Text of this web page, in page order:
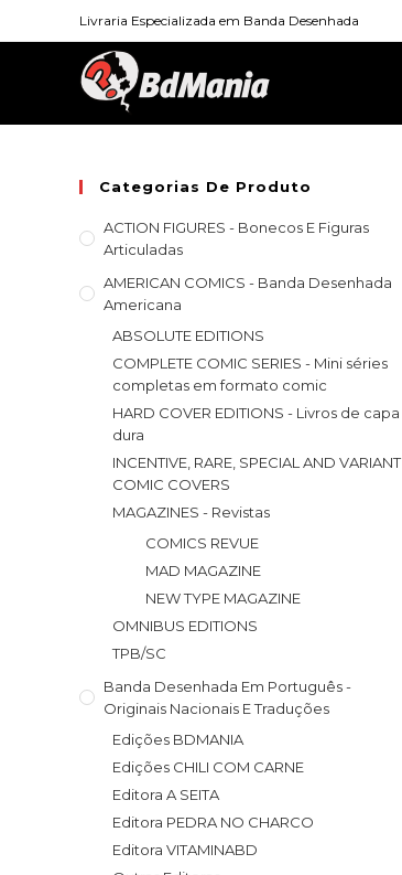
Livraria Especializada em Banda Desenhada
Categorias De Produto
ACTION FIGURES - Bonecos E Figuras
Articuladas
AMERICAN COMICS - Banda Desenhada
Americana
ABSOLUTE EDITIONS
COMPLETE COMIC SERIES - Mini séries
completas em formato comic
HARD COVER EDITIONS - Livros de capa
dura
INCENTIVE, RARE, SPECIAL AND VARIANT
COMIC COVERS
MAGAZINES - Revistas
COMICS REVUE
MAD MAGAZINE
NEW TYPE MAGAZINE
OMNIBUS EDITIONS
TPB/SC
Banda Desenhada Em Português -
Originais Nacionais E Traduções
Edições BDMANIA
Edições CHILI COM CARNE
Editora A SEITA
Editora PEDRA NO CHARCO
Editora VITAMINABD